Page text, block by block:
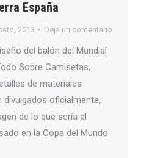
España
2013 Deja un comentario
del balón del Mundial
Sobre Camisetas,
de materiales
oficialmente,
de lo que sería el
en la Copa del Mundo